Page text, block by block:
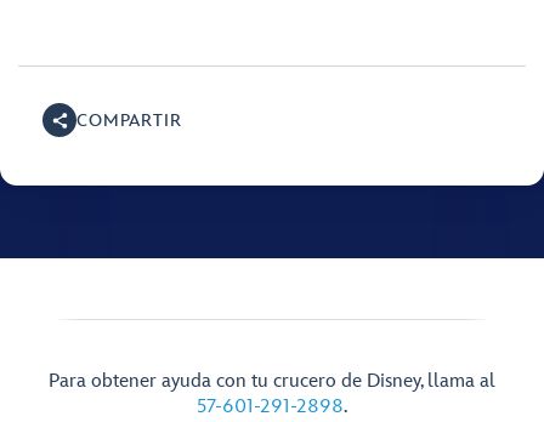
COMPARTIR
Para obtener ayuda con tu crucero de Disney, llama al
57-601-291-2898.